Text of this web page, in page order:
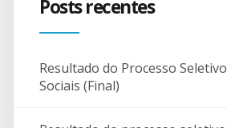
Posts recentes
Resultado do Processo
Sociais (Final)